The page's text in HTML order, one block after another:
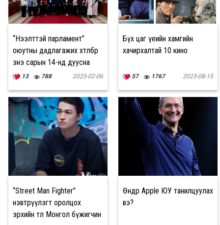
“Нээлттэй парламент”
оюутны дадлагажих хөтөлбөр
энэ сарын 14-нд дуусна
13 788 2025-02-06
Бүх цаг үеийн хамгийн
хачирхалтай 10 кино
57 1767 2023-08-15
“Street Man Fighter"
нэвтрүүлэгт оролцох
эрхийн төлөө Монгол бүжигчин
Өнөөдөр Apple ЮУ танилцуулах
вэ?